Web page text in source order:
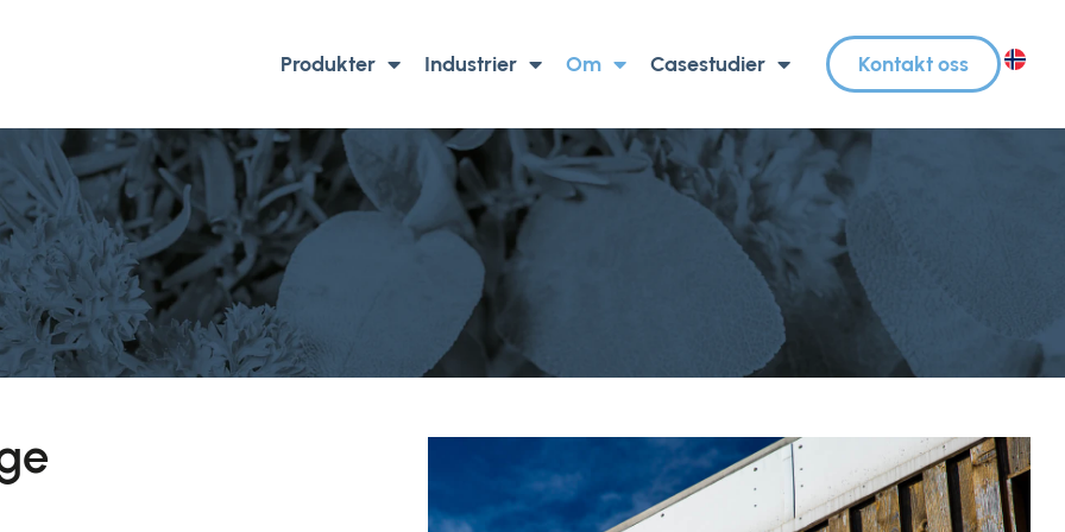
Produkter Industrier Om Casestudier Kontakt oss